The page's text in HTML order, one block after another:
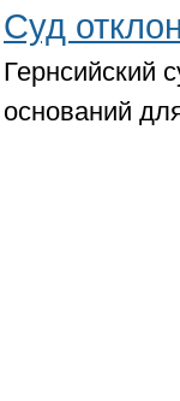
Суд
Гернсийский
оснований